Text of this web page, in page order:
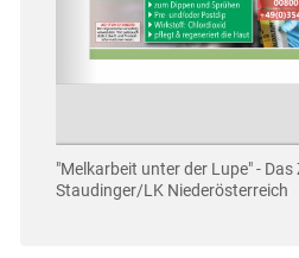
"Melkarbeit unter der Lupe" -
Staudinger/LK Niederösterreich